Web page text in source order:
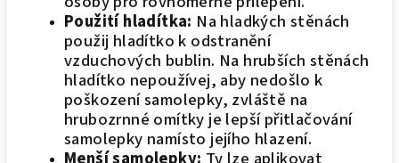
Použití hladítka: Na hladkých stěnách
použij hladítko k odstranění
vzduchových bublin. Na hrubších stěnách
hladítko nepoužívej, aby nedošlo k
poškození samolepky, zvláště na
hrubozrnné omítky je lepší přitlačování
samolepky namísto jejího hlazení.